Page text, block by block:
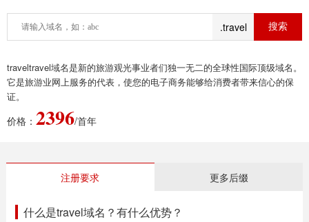
.travel
traveltravel域名是新的旅游观光事业者们独一无二的全球性国际顶级域名。
它是旅游业网上服务的代表，使您的电子商务能够给消费者带来信心的保
证。
价格： 2396/首年
注册要求 更多后缀
什么是travel域名？有什么优势？